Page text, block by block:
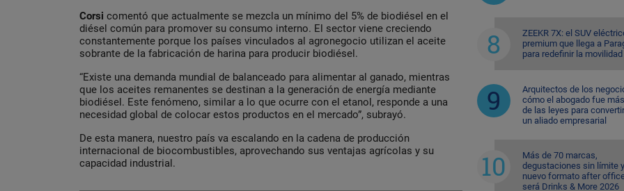
Corsi comentó que actualmente se mezcla un mínimo del 5% de biodiésel en el
diésel común para promover su consumo interno. El sector viene creciendo
constantemente porque los países vinculados al agronegocio utilizan el aceite
sobrante de la fabricación de harina para producir biodiésel.
“Existe una demanda mundial de balanceado para alimentar al ganado, mientras
que los aceites remanentes se destinan a la generación de energía mediante
biodiésel. Este fenómeno, similar a lo que ocurre con el etanol, responde a una
necesidad global de colocar estos productos en el mercado”, subrayó.
De esta manera, nuestro país va escalando en la cadena de producción
internacional de biocombustibles, aprovechando sus ventajas agrícolas y su
capacidad industrial.
ZEEKR 7X: el SUV
premium que llega a
para redefinir la movilidad
Arquitectos de los
cómo el abogado fue
de las leyes para
un aliado empresarial
Más de 70 marcas,
degustaciones sin límite
nuevo formato after
será Drinks & More 2026